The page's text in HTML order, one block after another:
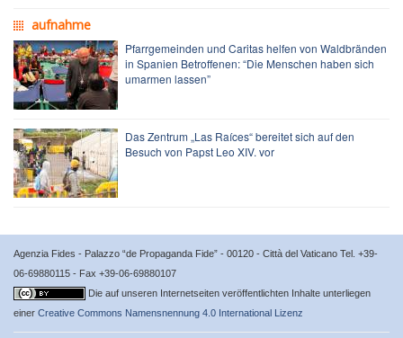
aufnahme
Pfarrgemeinden und Caritas helfen von Waldbränden
in Spanien Betroffenen: “Die Menschen haben sich
umarmen lassen”
Das Zentrum „Las Raíces“ bereitet sich auf den
Besuch von Papst Leo XIV. vor
Agenzia Fides - Palazzo “de Propaganda Fide” - 00120 - Città del Vaticano Tel. +39-
06-69880115 - Fax +39-06-69880107
Die auf unseren Internetseiten veröffentlichten Inhalte unterliegen
einer Creative Commons Namensnennung 4.0 International Lizenz